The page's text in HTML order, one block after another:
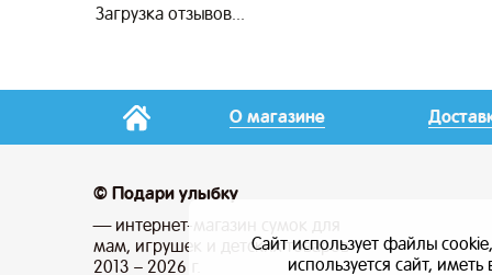
Загрузка отзывов...
О магазине
© Подари улыбку
— интернет-магазин сумок для
мам, игрушек и детских товаров
2013 – 2026 г.
Сайт использует файлы
используется сайт,